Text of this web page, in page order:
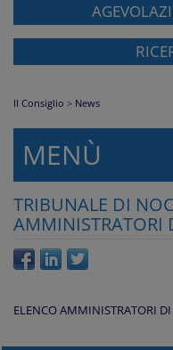
Il Consiglio > News
MENÙ
TRIBUNALE DI
AMMINISTRATORI
ELENCO AMMINISTRATORI